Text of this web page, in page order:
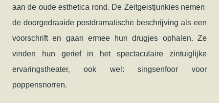
aan de oude esthetica rond. De Zeitgeistjunkies nemen
de doorgedraaide postdramatische beschrijving als een
voorschrift en gaan ermee hun drugjes ophalen. Ze
vinden hun gerief in het spectaculaire zintuiglijke
ervaringstheater, ook wel: singsenfoor voor
poppensnorren.